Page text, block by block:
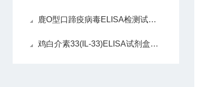
鹿O型口蹄疫病毒ELISA检测试剂盒​操作步骤
鸡白介素33(IL-33)ELISA试剂盒注意事项